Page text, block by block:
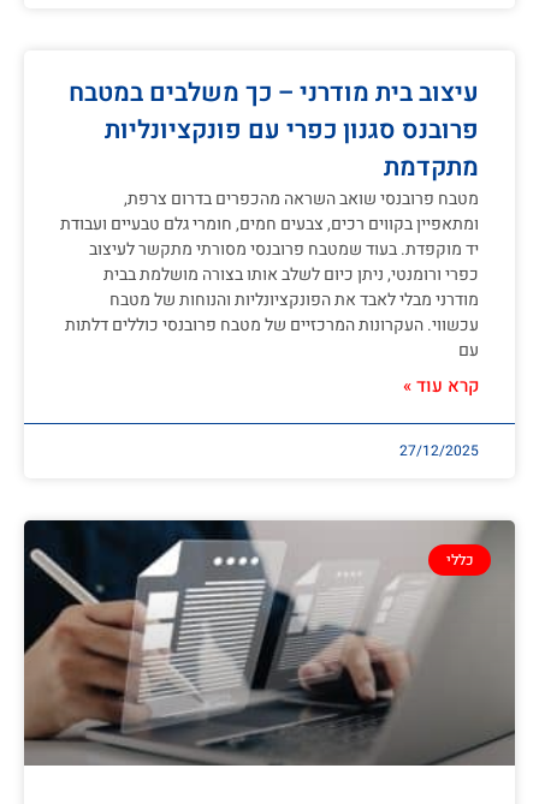
עיצוב בית מודרני – כך משלבים במטבח
פרובנס סגנון כפרי עם פונקציונליות
מתקדמת
מטבח פרובנסי שואב השראה מהכפרים בדרום צרפת,
ומתאפיין בקווים רכים, צבעים חמים, חומרי גלם טבעיים ועבודת
יד מוקפדת. בעוד שמטבח פרובנסי מסורתי מתקשר לעיצוב
כפרי ורומנטי, ניתן כיום לשלב אותו בצורה מושלמת בבית
מודרני מבלי לאבד את הפונקציונליות והנוחות של מטבח
עכשווי. העקרונות המרכזיים של מטבח פרובנסי כוללים דלתות
עם
קרא עוד »
27/12/2025
כללי